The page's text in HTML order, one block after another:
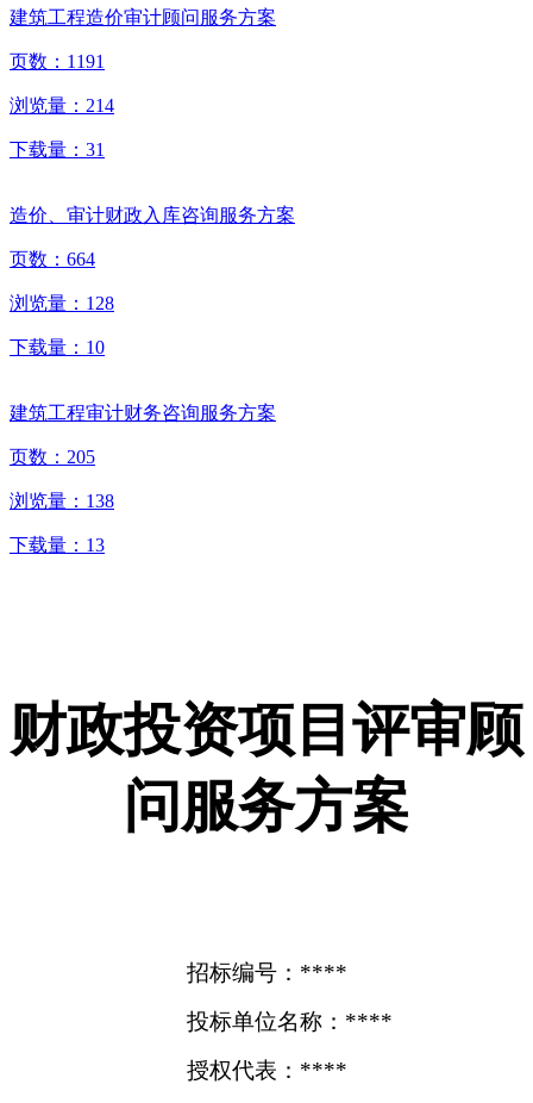
建筑工程造价审计顾问服务方案
页数： 1191
浏览量： 214
下载量： 31
造价、审计财政入库咨询服务方案
页数： 664
浏览量： 128
下载量： 10
建筑工程审计财务咨询服务方案
页数： 205
浏览量： 138
下载量： 13
财政投资项目评审顾
问服务方案
招标编号：****
投标单位名称：****
授权代表：****